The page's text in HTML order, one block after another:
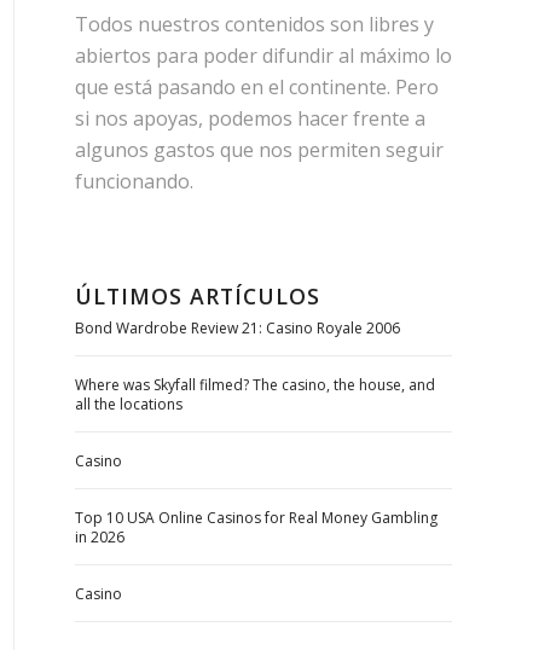
Todos nuestros contenidos son libres y
abiertos para poder difundir al máximo lo
que está pasando en el continente. Pero
si nos apoyas, podemos hacer frente a
algunos gastos que nos permiten seguir
funcionando.
ÚLTIMOS ARTÍCULOS
Bond Wardrobe Review 21: Casino Royale 2006
Where was Skyfall filmed? The casino, the house, and
all the locations
Casino
Top 10 USA Online Casinos for Real Money Gambling
in 2026
Casino